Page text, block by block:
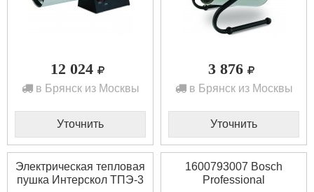
12 024
в Брянск из Москвы
Уточнить
3 876
в Брянск из Москвы
Уточнить
Электрическая тепловая
пушка Интерскол ТПЭ-3
1600793007 Bosch
Professional